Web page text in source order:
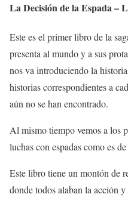
La Decisión de la Espada –
Este es el primer libro de la
presenta al mundo y a sus
nos va introduciendo la
historias correspondientes a
aún no se han encontrado.
Al mismo tiempo vemos a los
luchas con espadas como es de
Este libro tiene un montón de
donde todos alaban la acción